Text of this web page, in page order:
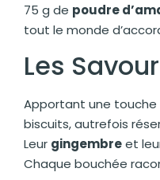
75 g de poudre
tout le monde
Les
Apportant une touche
biscuits, autrefois
Leur gingembreet
Chaque bouchée